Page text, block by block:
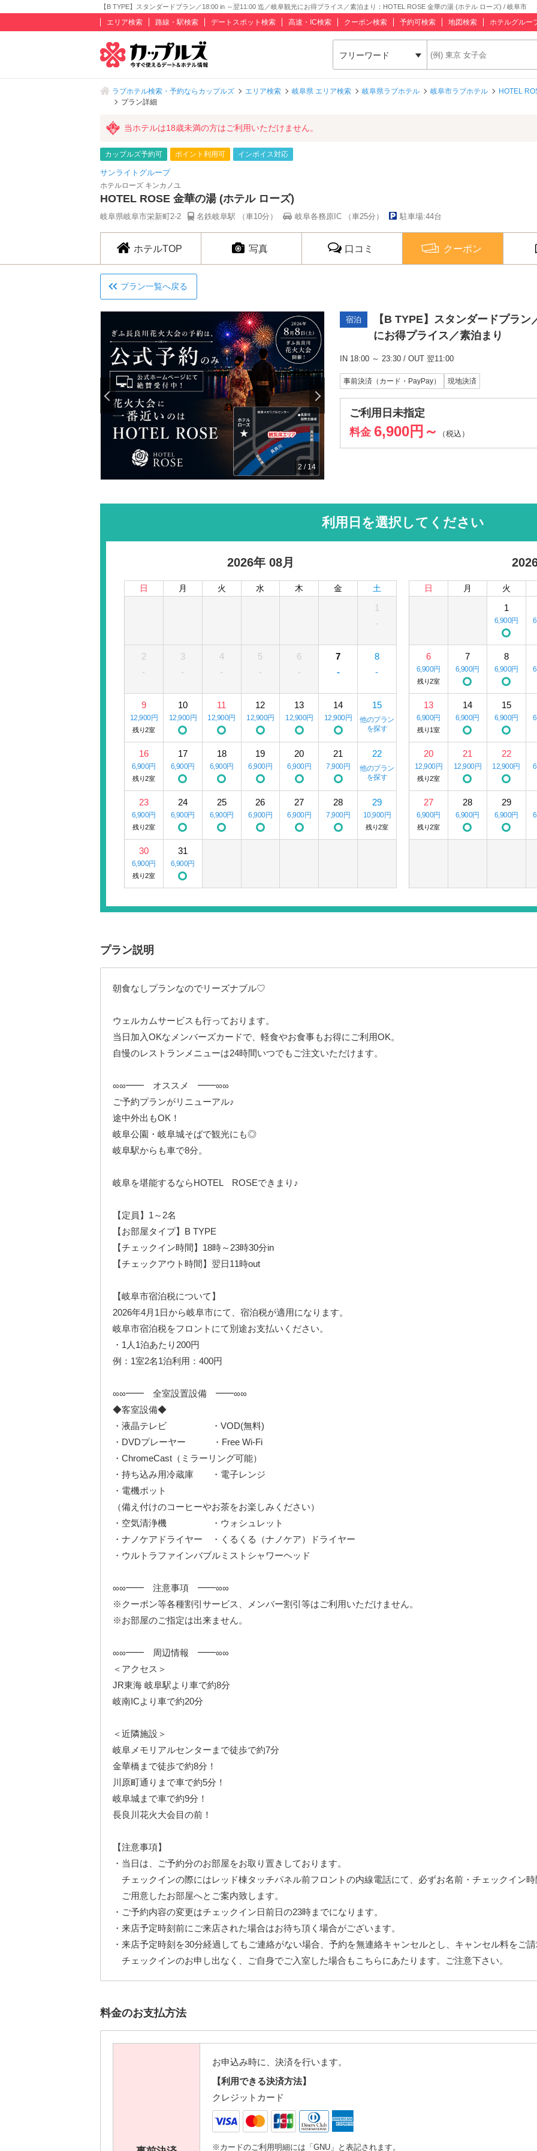
【B TYPE】スタンダードプラン／18:00 in ～翌11:00 迄／岐阜観光にお得プライス／素泊まり：HOTEL ROSE 金華の湯 (ホテル ローズ) / 岐阜市
エリア検索 路線・駅検索 デートスポット検索 高速・IC検索 クーポン検索 予約可検索 地図検索 ホテルグルー
フリーワード
ラブホテル検索・予約ならカップルズ エリア検索 岐阜県 エリア検索 岐阜県ラブホテル 岐阜市ラブホテル HOTEL
プラン詳細
当ホテルは18歳未満の方はご利用いただけません。
カップルズ予約可 ポイント利用可 インボイス対応
サンライトグループ
ホテルローズ キンカノユ
HOTEL ROSE 金華の湯 (ホテル ローズ)
岐阜県岐阜市栄新町2-2 名鉄岐阜駅 （車10分） 岐阜各務原IC （車25分） 駐車場:44台
ホテルTOP 写真 口コミ クーポン
プラン一覧へ戻る
2 / 14
宿泊
【B TYPE】スタンダードプラ
にお得プライス／素泊まり
IN 18:00 ～ 23:30 / OUT 翌11:00
事前決済（カード・PayPay） 現地決済
ご利用日未指定
料金 6,900円～ （税込）
利用日を選択してください
2026年 08月
日 月 火 水 木 金 土
1
-
2
-
3
-
4
-
5
-
6
-
7
-
8
-
9
12,900円
残り2室
10
12,900円
11
12,900円
12
12,900円
13
12,900円
14
12,900円
15
他のプラン
を探す
16
6,900円
残り2室
17
6,900円
18
6,900円
19
6,900円
20
6,900円
21
7,900円
22
他のプラン
を探す
23
6,900円
残り2室
24
6,900円
25
6,900円
26
6,900円
27
6,900円
28
7,900円
29
10,900円
残り2室
30
6,900円
残り2室
31
6,900円
日 月 火
1
6,900円
6
6,900円
残り2室
7
6,900円
8
6,900円
13
6,900円
残り1室
14
6,900円
15
6,900円
20
12,900円
残り2室
21
12,900円
22
12,900円
27
6,900円
残り2室
28
6,900円
29
6,900円
プラン説明
朝食なしプランなのでリーズナブル♡
ウェルカムサービスも行っております。
当日加入OKなメンバーズカードで、軽食やお食事もお得にご利用OK。
自慢のレストランメニューは24時間いつでもご注文いただけます。
∞∞━━ オススメ ━━∞∞
ご予約プランがリニューアル♪
途中外出もOK！
岐阜公園・岐阜城そばで観光にも◎
岐阜駅からも車で8分。
岐阜を堪能するならHOTEL ROSEできまり♪
【定員】1～2名
【お部屋タイプ】B TYPE
【チェックイン時間】18時～23時30分in
【チェックアウト時間】翌日11時out
【岐阜市宿泊税について】
2026年4月1日から岐阜市にて、宿泊税が適用になります。
岐阜市宿泊税をフロントにて別途お支払いください。
・1人1泊あたり200円
例：1室2名1泊利用：400円
∞∞━━ 全室設置設備 ━━∞∞
◆客室設備◆
・液晶テレビ ・VOD(無料)
・DVDプレーヤー ・Free Wi-Fi
・ChromeCast（ミラーリング可能）
・持ち込み用冷蔵庫 ・電子レンジ
・電機ポット
（備え付けのコーヒーやお茶をお楽しみください）
・空気清浄機 ・ウォシュレット
・ナノケアドライヤー ・くるくる（ナノケア）ドライヤー
・ウルトラファインバブルミストシャワーヘッド
∞∞━━ 注意事項 ━━∞∞
※クーポン等各種割引サービス、メンバー割引等はご利用いただけません。
※お部屋のご指定は出来ません。
∞∞━━ 周辺情報 ━━∞∞
＜アクセス＞
JR東海 岐阜駅より車で約8分
岐南ICより車で約20分
＜近隣施設＞
岐阜メモリアルセンターまで徒歩で約7分
金華橋まで徒歩で約8分！
川原町通りまで車で約5分！
岐阜城まで車で約9分！
長良川花火大会目の前！
【注意事項】
・当日は、ご予約分のお部屋をお取り置きしております。
チェックインの際にはレッド棟タッチパネル前フロントの内線電話にて、必ずお名前・チェックイン時
ご用意したお部屋へとご案内致します。
・ご予約内容の変更はチェックイン日前日の23時までになります。
・来店予定時刻前にご来店された場合はお待ち頂く場合がございます。
・来店予定時刻を30分経過してもご連絡がない場合、予約を無連絡キャンセルとし、キャンセル料をご請
チェックインのお申し出なく、ご自身でご入室した場合もこちらにあたります。ご注意下さい。
料金のお支払方法
お申込み時に、決済を行います。
【利用できる決済方法】
クレジットカード
※カードのご利用明細には「GNU」と表記されます。